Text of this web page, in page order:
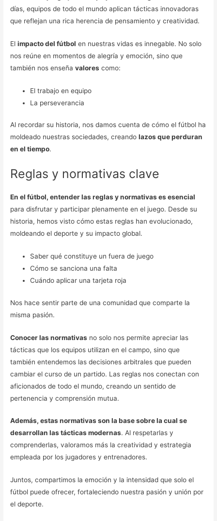
días, equipos de todo el mundo aplican tácticas innovadoras
que reflejan una rica herencia de pensamiento y creatividad.
Elimpacto del fútbol en nuestras vidas es innegable. No solo
nos reúne en momentos de alegría y emoción, sino que
también nos enseñavalores como:
El trabajo en equipo
La perseverancia
Al recordar su historia, nos damos cuenta de cómo el fútbol ha
moldeado nuestras sociedades, creandolazos que perduran
en el tiempo.
Reglas y normativas clave
En el fútbol, entender las reglas y normativas es esencial
para disfrutar y participar plenamente en el juego. Desde su
historia, hemos visto cómo estas reglas han evolucionado,
moldeando el deporte y su impacto global.
Saber qué constituye un fuera de juego
Cómo se sanciona una falta
Cuándo aplicar una tarjeta roja
Nos hace sentir parte de una comunidad que comparte la
misma pasión.
Conocer las normativas no solo nos permite apreciar las
tácticas que los equipos utilizan en el campo, sino que
también entendemos las decisiones arbitrales que pueden
cambiar el curso de un partido. Las reglas nos conectan con
aficionados de todo el mundo, creando un sentido de
pertenencia y comprensión mutua.
Además, estas normativas son la base sobre la cual se
desarrollan las tácticas modernas. Al respetarlas y
comprenderlas, valoramos más la creatividad y estrategia
empleada por los jugadores y entrenadores.
Juntos, compartimos la emoción y la intensidad que solo el
fútbol puede ofrecer, fortaleciendo nuestra pasión y unión por
el deporte.